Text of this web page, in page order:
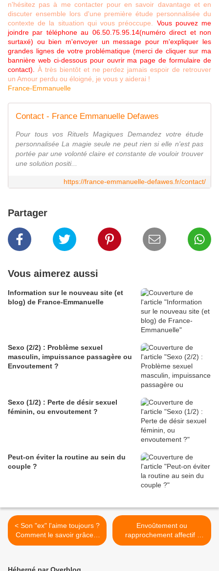
n'hésitez pas à me contacter pour en savoir davantage et en
discuter ensemble lors d'une première étude personnalisée du
contexte de la situation qui vous préoccupe. Vous pouvez me
joindre par téléphone au 06.50.75.95.14(numéro direct et non
surtaxé) ou bien m'envoyer un message pour m'expliquer les
grandes lignes de votre problématique (merci de cliquer sur ma
bannière web ci-dessous pour ouvrir ma page de formulaire de
contact). À très bientôt et ne perdez jamais espoir de retrouver
un Amour perdu ou éloigné, je vous y aiderai !
France-Emmanuelle
Contact - France Emmanuelle Defawes
Pour tous vos Rituels Magiques Demandez votre étude
personnalisée La magie seule ne peut rien si elle n'est pas
portée par une volonté claire et constante de vouloir trouver
une solution positi...
https://france-emmanuelle-defawes.fr/contact/
Partager
Vous aimerez aussi
Information sur le nouveau site (et
blog) de France-Emmanuelle
Sexo (2/2) : Problème sexuel
masculin, impuissance passagère ou
Envoutement ?
Sexo (1/2) : Perte de désir sexuel
féminin, ou envoutement ?
Peut-on éviter la routine au sein du
couple ?
< Son "ex" l'aime toujours ?
Comment le savoir grâce à
la Magie Rouge !
Envoûtement ou
rapprochement affectif :
bien adapter le rituel au